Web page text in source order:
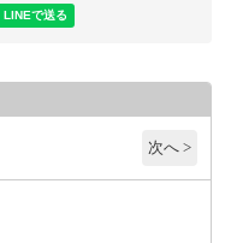
次へ >